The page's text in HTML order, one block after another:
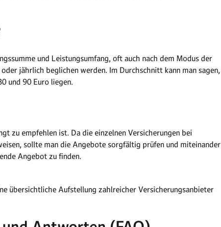
und Leistungsumfang, oft auch nach dem Modus der
jährlich beglichen werden. Im Durchschnitt kann man sagen,
und 90 Euro liegen.
zu empfehlen ist. Da die einzelnen Versicherungen bei
sollte man die Angebote sorgfältig prüfen und miteinander
Angebot zu finden.
übersichtliche Aufstellung zahlreicher Versicherungsanbieter